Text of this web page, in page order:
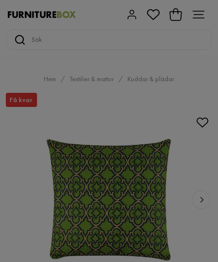
Hem Textilier & mattor Kuddar & plädar
Få kvar